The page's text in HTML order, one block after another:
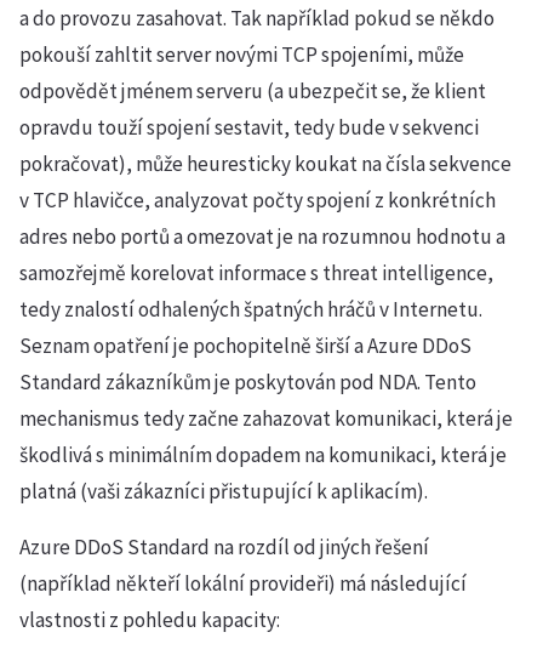
a do provozu zasahovat. Tak například pokud se někdo
pokouší zahltit server novými TCP spojeními, může
odpovědět jménem serveru (a ubezpečit se, že klient
opravdu touží spojení sestavit, tedy bude v sekvenci
pokračovat), může heuresticky koukat na čísla sekvence
v TCP hlavičce, analyzovat počty spojení z konkrétních
adres nebo portů a omezovat je na rozumnou hodnotu a
samozřejmě korelovat informace s threat intelligence,
tedy znalostí odhalených špatných hráčů v Internetu.
Seznam opatření je pochopitelně širší a Azure DDoS
Standard zákazníkům je poskytován pod NDA. Tento
mechanismus tedy začne zahazovat komunikaci, která je
škodlivá s minimálním dopadem na komunikaci, která je
platná (vaši zákazníci přistupující k aplikacím).
Azure DDoS Standard na rozdíl od jiných řešení
(například někteří lokální provideři) má následující
vlastnosti z pohledu kapacity: